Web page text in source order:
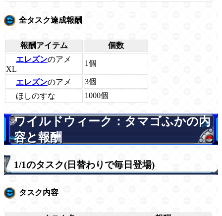
全タスク達成報酬
報酬アイテム
個数
エレズンのアメ
XL
1個
エレズンのアメ
3個
ほしのすな
1000個
ワイルドウィーク：タマゴふかの内
容と報酬
1/1のタスク(日替わりで毎日登場)
タスク内容